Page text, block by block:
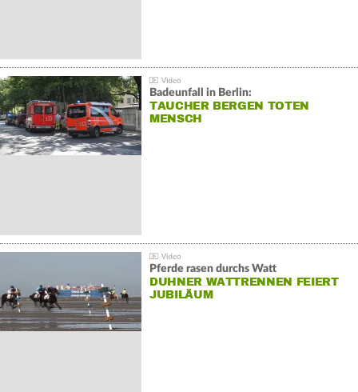
Badeunfall in Berlin:
TAUCHER BERGEN TOTEN
MENSCH
Pferde rasen durchs Watt
DUHNER WATTRENNEN FEIERT
JUBILÄUM